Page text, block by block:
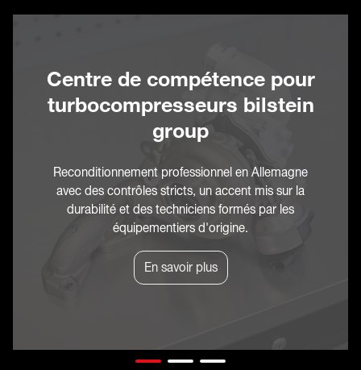
Centre de compétence pour
turbocompresseurs bilstein
group
Reconditionnement professionnel en Allemagne
avec des contrôles stricts, un accent mis sur la
durabilité et des techniciens formés par les
équipementiers d'origine.
En savoir plus